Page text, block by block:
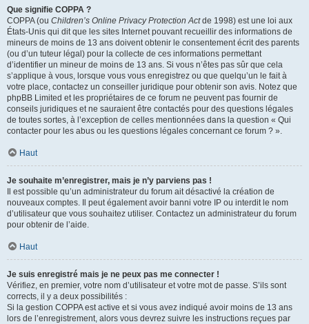
Que signifie COPPA ?
COPPA (ou Children’s Online Privacy Protection Actde 1998) est une loi aux
États-Unis qui dit que les sites Internet pouvant recueillir des informations de
mineurs de moins de 13 ans doivent obtenir le consentement écrit des parents
(ou d’un tuteur légal) pour la collecte de ces informations permettant
d’identifier un mineur de moins de 13 ans. Si vous n’êtes pas sûr que cela
s’applique à vous, lorsque vous vous enregistrez ou que quelqu’un le fait à
votre place, contactez un conseiller juridique pour obtenir son avis. Notez que
phpBB Limited et les propriétaires de ce forum ne peuvent pas fournir de
conseils juridiques et ne sauraient être contactés pour des questions légales
de toutes sortes, à l’exception de celles mentionnées dans la question « Qui
contacter pour les abus ou les questions légales concernant ce forum ? ».
Haut
Je souhaite m’enregistrer, mais je n’y parviens pas !
Il est possible qu’un administrateur du forum ait désactivé la création de
nouveaux comptes. Il peut également avoir banni votre IP ou interdit le nom
d’utilisateur que vous souhaitez utiliser. Contactez un administrateur du forum
pour obtenir de l’aide.
Haut
Je suis enregistré mais je ne peux pas me connecter !
Vérifiez, en premier, votre nom d’utilisateur et votre mot de passe. S’ils sont
corrects, il y a deux possibilités :
Si la gestion COPPA est active et si vous avez indiqué avoir moins de 13 ans
lors de l’enregistrement, alors vous devrez suivre les instructions reçues par